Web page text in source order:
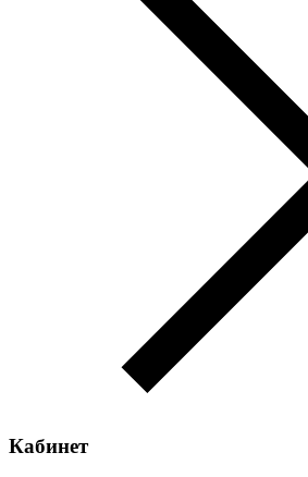
Кабинет